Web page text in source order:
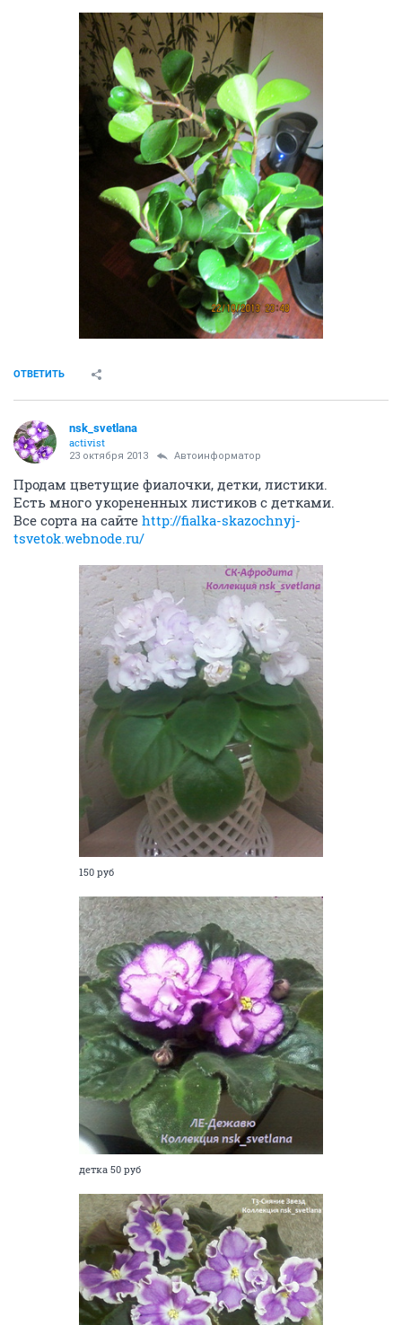
ОТВЕТИТЬ
nsk_svetlana
activist
23 октября 2013 Автоинформатор
Продам цветущие фиалочки, детки, листики.
Есть много укорененных листиков с детками.
Все сорта на сайте http://fialka-skazochnyj-
tsvetok.webnode.ru/
150 руб
детка 50 руб